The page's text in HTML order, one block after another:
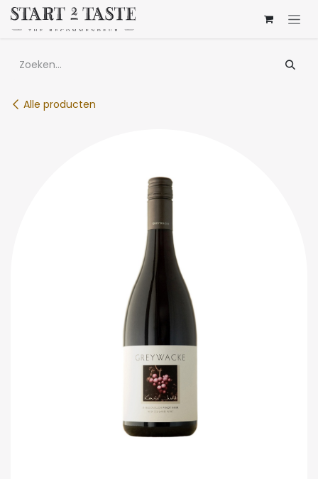
Overslaan naar inhoud
Alle producten